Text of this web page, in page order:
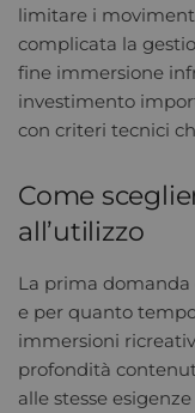
limitare i
complicata la
fine immersione
investimento
con criteri tecnici
Come
all’utilizzo
La prima
e per quanto
immersioni
profondità
alle stesse